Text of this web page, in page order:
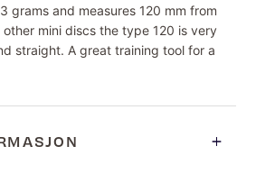
grams and measures 120 mm from
mini discs the type 120 is very
straight. A great training tool for a